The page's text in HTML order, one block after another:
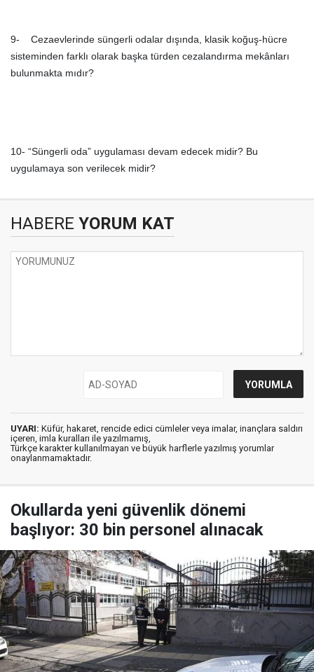
9- Cezaevlerinde süngerli odalar dışında, klasik koğuş-hücre
sisteminden farklı olarak başka türden cezalandırma mekânları
bulunmakta mıdır?
10- “Süngerli oda” uygulaması devam edecek midir? Bu
uygulamaya son verilecek midir?
HABERE YORUM KAT
UYARI: Küfür, hakaret, rencide edici cümleler veya imalar, inançlara saldırı
içeren, imla kuralları ile yazılmamış,
Türkçe karakter kullanılmayan ve büyük harflerle yazılmış yorumlar
onaylanmamaktadır.
Okullarda yeni güvenlik dönemi
başlıyor: 30 bin personel alınacak